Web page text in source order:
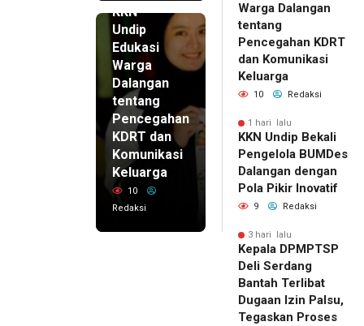
KKN
Undip
Edukasi
Warga
Dalangan
tentang
Pencegahan
KDRT dan
Komunikasi
Keluarga
10
Redaksi
Warga Dalangan
tentang
Pencegahan KDRT
dan Komunikasi
Keluarga
10 Redaksi
1 hari lalu
KKN Undip Bekali
Pengelola BUMDes
Dalangan dengan
Pola Pikir Inovatif
9 Redaksi
3 hari lalu
Kepala DPMPTSP
Deli Serdang
Bantah Terlibat
Dugaan Izin Palsu,
Tegaskan Proses